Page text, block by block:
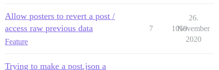
Allow posters to revert a post /
access raw previous data
Feature
7 1059
26.
November
2020
Trying to make a post.json a